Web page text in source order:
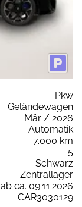
Pkw
Geländewagen
Mär / 2026
Automatik
7.000 km
5
Schwarz
Zentrallager
ab ca. 09.11.2026
CAR3030129